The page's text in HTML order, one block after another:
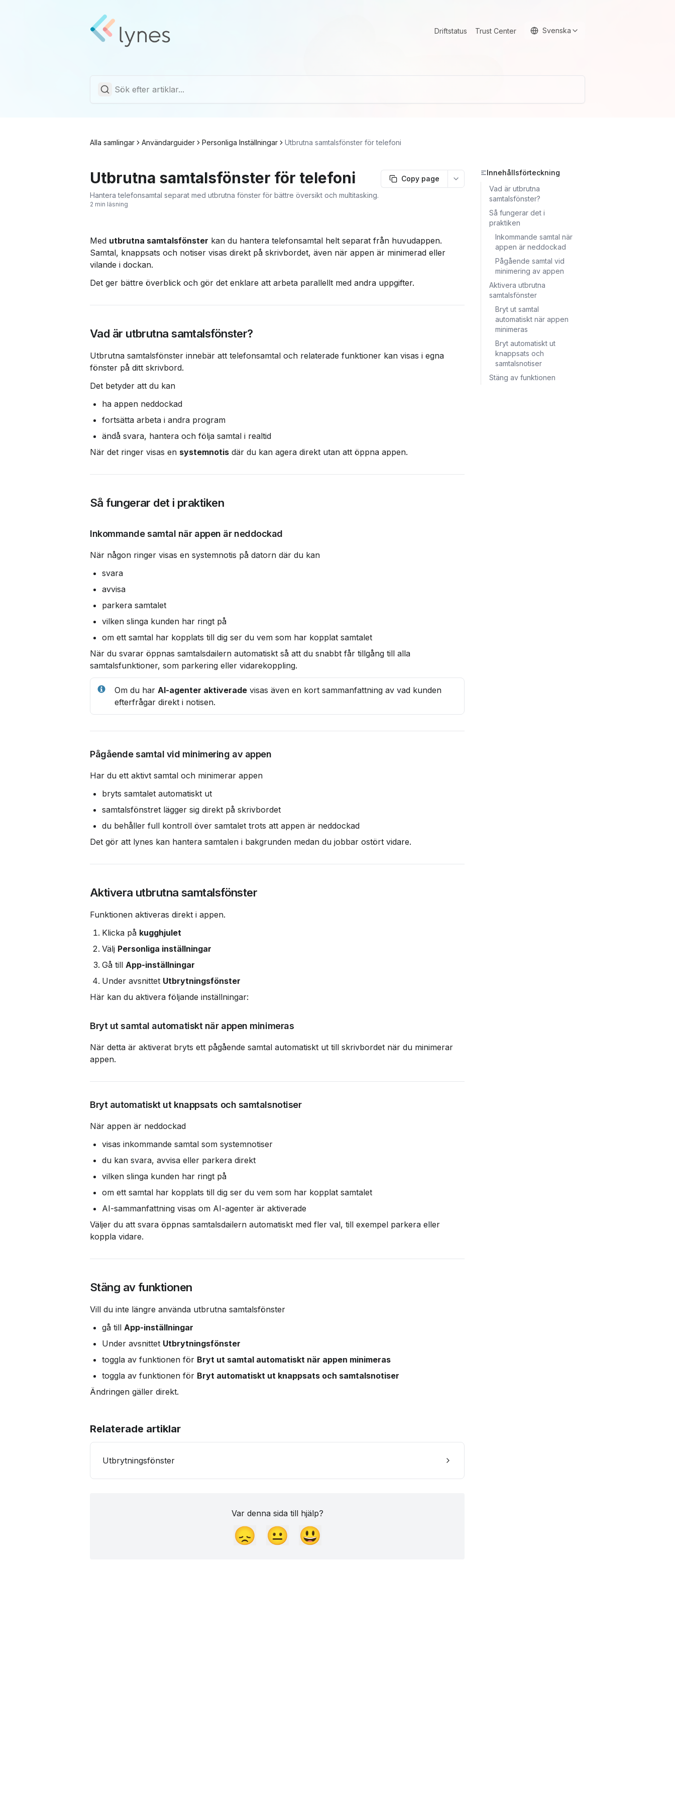
Driftstatus Trust Center Svenska
Alla samlingar Användarguider Personliga Inställningar Utbrutna samtalsfönster för telefoni
Utbrutna samtalsfönster för telefoni Copy page
More options
Hantera telefonsamtal separat med utbrutna fönster för bättre översikt och multitasking.
2 min läsning
Med utbrutna samtalsfönster kan du hantera telefonsamtal helt separat från huvudappen.
Samtal, knappsats och notiser visas direkt på skrivbordet, även när appen är minimerad eller
vilande i dockan.
Det ger bättre överblick och gör det enklare att arbeta parallellt med andra uppgifter.
Vad är utbrutna samtalsfönster?
Utbrutna samtalsfönster innebär att telefonsamtal och relaterade funktioner kan visas i egna
fönster på ditt skrivbord.
Det betyder att du kan
ha appen neddockad
fortsätta arbeta i andra program
ändå svara, hantera och följa samtal i realtid
När det ringer visas en systemnotis där du kan agera direkt utan att öppna appen.
Så fungerar det i praktiken
Inkommande samtal när appen är neddockad
När någon ringer visas en systemnotis på datorn där du kan
svara
avvisa
parkera samtalet
vilken slinga kunden har ringt på
om ett samtal har kopplats till dig ser du vem som har kopplat samtalet
När du svarar öppnas samtalsdailern automatiskt så att du snabbt får tillgång till alla
samtalsfunktioner, som parkering eller vidarekoppling.
Om du har AI-agenter aktiverade visas även en kort sammanfattning av vad kunden
efterfrågar direkt i notisen.
Pågående samtal vid minimering av appen
Har du ett aktivt samtal och minimerar appen
bryts samtalet automatiskt ut
samtalsfönstret lägger sig direkt på skrivbordet
du behåller full kontroll över samtalet trots att appen är neddockad
Det gör att lynes kan hantera samtalen i bakgrunden medan du jobbar ostört vidare.
Aktivera utbrutna samtalsfönster
Funktionen aktiveras direkt i appen.
Klicka på kugghjulet
Välj Personliga inställningar
Gå till App-inställningar
Under avsnittet Utbrytningsfönster
Här kan du aktivera följande inställningar:
Bryt ut samtal automatiskt när appen minimeras
När detta är aktiverat bryts ett pågående samtal automatiskt ut till skrivbordet när du minimerar
appen.
Bryt automatiskt ut knappsats och samtalsnotiser
När appen är neddockad
visas inkommande samtal som systemnotiser
du kan svara, avvisa eller parkera direkt
vilken slinga kunden har ringt på
om ett samtal har kopplats till dig ser du vem som har kopplat samtalet
AI-sammanfattning visas om AI-agenter är aktiverade
Väljer du att svara öppnas samtalsdailern automatiskt med fler val, till exempel parkera eller
koppla vidare.
Stäng av funktionen
Vill du inte längre använda utbrutna samtalsfönster
gå till App-inställningar
Under avsnittet Utbrytningsfönster
toggla av funktionen för Bryt ut samtal automatiskt när appen minimeras
toggla av funktionen för Bryt automatiskt ut knappsats och samtalsnotiser
Ändringen gäller direkt.
Relaterade artiklar
Utbrytningsfönster
Var denna sida till hjälp?
😞 😐 😃
Innehållsförteckning
Vad är utbrutna
samtalsfönster?
Så fungerar det i
praktiken
Inkommande samtal när
appen är neddockad
Pågående samtal vid
minimering av appen
Aktivera utbrutna
samtalsfönster
Bryt ut samtal
automatiskt när appen
minimeras
Bryt automatiskt ut
knappsats och
samtalsnotiser
Stäng av funktionen